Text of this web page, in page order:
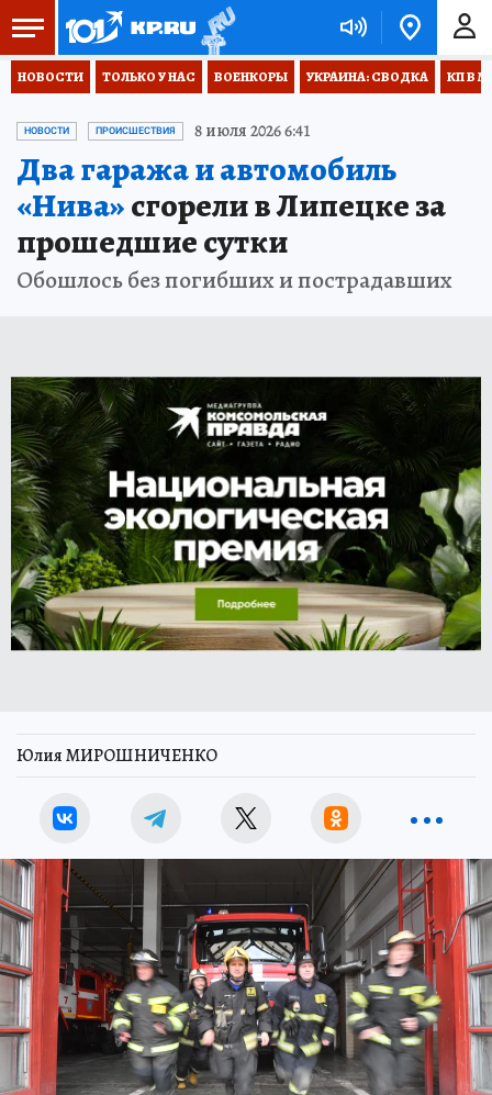
НОВОСТИ ТОЛЬКО У НАС ВОЕНКОРЫ УКРАИНА: СВОДКА КП В
НОВОСТИ ПРОИСШЕСТВИЯ 8 июля 2026 6:41
Два гаража и автомобиль
«Нива»сгорели в Липецке за
прошедшие сутки
Обошлось без погибших и пострадавших
Юлия МИРОШНИЧЕНКО